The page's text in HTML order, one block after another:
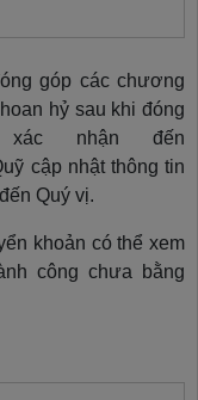
góp các chương
hỷ sau khi đóng
nhận đến
cập nhật thông tin
Quý vị.
khoản có thể xem
công chưa bằng